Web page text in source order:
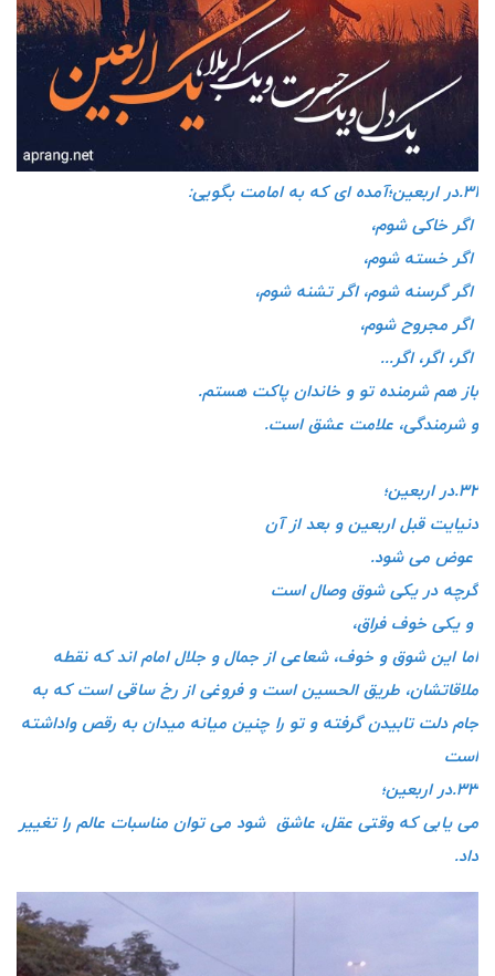
۳۱.در اربعین؛آمده ای که به امامت بگویی:
اگر خاکی شوم،
اگر خسته شوم،
اگر گرسنه شوم، اگر تشنه شوم،
اگر مجروح شوم،
اگر، اگر، اگر...
باز هم شرمنده تو و خاندان پاکت هستم.
و شرمندگی، علامت عشق است.
۳۲.در اربعین؛
دنیایت قبل اربعین و بعد از آن
عوض می شود.
گرچه در یکی شوق وصال است
و یکی خوف فراق،
اما این شوق و خوف، شعاعی از جمال و جلال امام اند که نقطه
ملاقاتشان، طریق الحسین است و فروغی از رخ ساقی است که به
جام دلت تابیدن گرفته و تو را چنین میانه میدان به رقص واداشته
است
۳۳.در اربعین؛
می یابی که وقتی عقل، عاشق شود می توان مناسبات عالم را تغییر
داد.